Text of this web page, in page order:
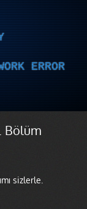
ERROR
Bölüm
sizlerle.